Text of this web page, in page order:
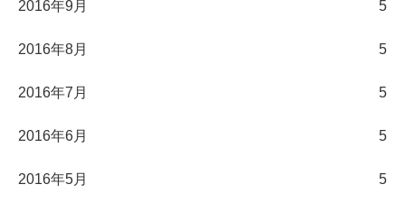
2016年9月 5
2016年8月 5
2016年7月 5
2016年6月 5
2016年5月 5